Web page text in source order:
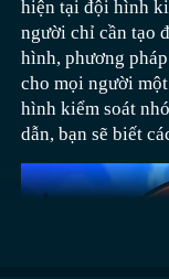
khả năng hỗ trợ ở
Còn Vesper thì
bản ban đầu.
trung bình, có thể
yếu là nhờ kỹ
tấn công cơ bản
thật và khôi phục
cho Annya.
máu, cô có nhiều
đồng đội ở chế độ
cho đồng đội.
khả năng tăng sát
năng, có cô, sự
giới hạn sát
đầu tiên.
Sau khi học cách
Khi đề cập đến
Quan Vũ, Triệu
khả năng đột phá
đều thuộc loại kỵ
hàng sau của
gây sát thương
phát triển của
Mã Siêu sẽ sở hữu
gây ra những đòn
Khả năng tấn
do đó người chơi
trong quá trình PK
mặt với một số
lắng, có thể dễ
hiện tại đội hình
người chỉ cần tạo
hình, phương
cho mọi người
hình kiểm soát
dẫn, bạn sẽ biết